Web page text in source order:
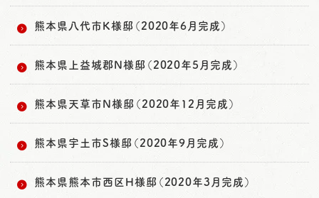
熊本県八代市K様邸（2020年6月完成）
熊本県上益城郡N様邸（2020年5月完成）
熊本県天草市N様邸（2020年12月完成）
熊本県宇土市S様邸（2020年9月完成）
熊本県熊本市西区H様邸（2020年3月完成）